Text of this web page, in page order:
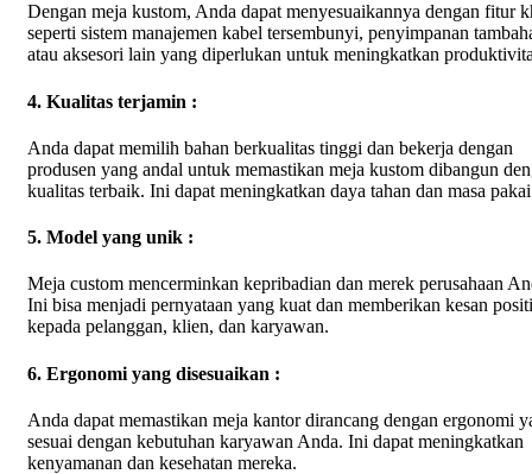
Dengan meja kustom, Anda dapat menyesuaikannya dengan fitur
seperti sistem manajemen kabel tersembunyi, penyimpanan
atau aksesori lain yang diperlukan untuk meningkatkan
4. Kualitas terjamin :
Anda dapat memilih bahan berkualitas tinggi dan bekerja dengan
produsen yang andal untuk memastikan meja kustom dibangun
kualitas terbaik. Ini dapat meningkatkan daya tahan dan masa
5. Model yang unik :
Meja custom mencerminkan kepribadian dan merek perusahaan
Ini bisa menjadi pernyataan yang kuat dan memberikan kesan
kepada pelanggan, klien, dan karyawan.
6. Ergonomi yang disesuaikan :
Anda dapat memastikan meja kantor dirancang dengan ergonomi
sesuai dengan kebutuhan karyawan Anda. Ini dapat meningkatkan
kenyamanan dan kesehatan mereka.